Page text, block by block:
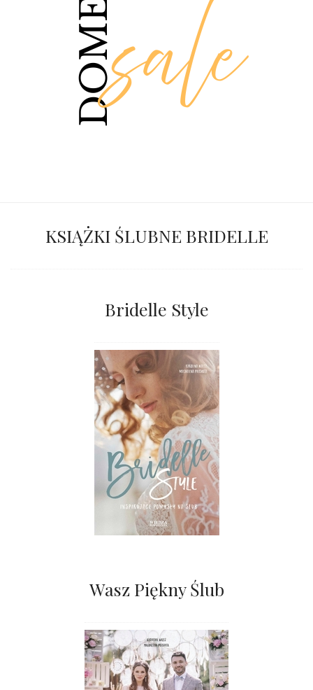
KSIĄŻKI ŚLUBNE BRIDELLE
Bridelle Style
Wasz Piękny Ślub